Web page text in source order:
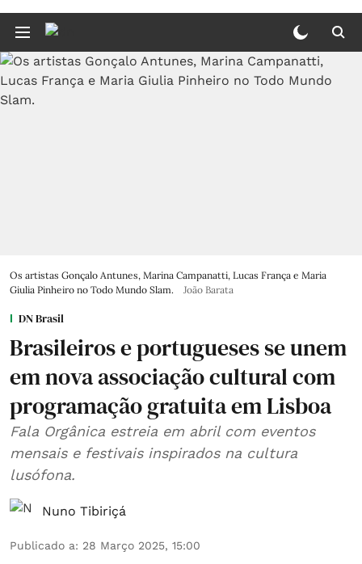
Os artistas Gonçalo Antunes, Marina Campanatti, Lucas França e Maria
Giulia Pinheiro no Todo Mundo Slam.
João Barata
DN Brasil
Brasileiros e portugueses se unem
em nova associação cultural com
programação gratuita em Lisboa
Fala Orgânica estreia em abril com eventos
mensais e festivais inspirados na cultura
lusófona.
Nuno Tibiriçá
Publicado a: 28 Março 2025, 15:00